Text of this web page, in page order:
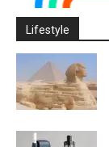
Lifestyle